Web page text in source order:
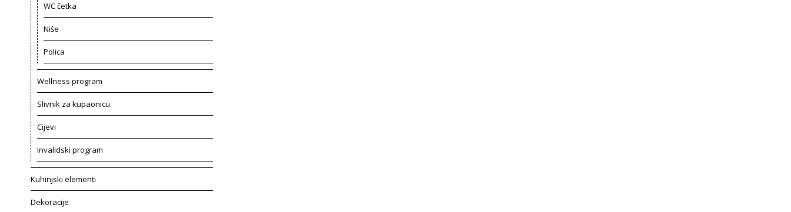
WC četka
Niše
Polica
Wellness program
Slivnik za kupaonicu
Cijevi
Invalidski program
Kuhinjski elementi
Dekoracije